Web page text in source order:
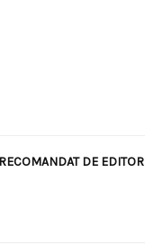
RECOMANDAT DE EDITOR